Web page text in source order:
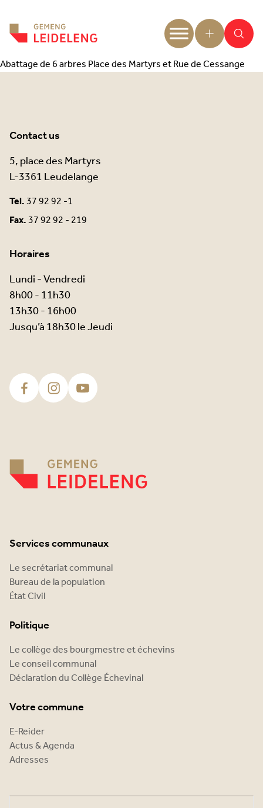
Abattage de 6 arbres Place des Martyrs et Rue de Cessange
Contact us
5, place des Martyrs
L-3361 Leudelange
Tel.37 92 92 -1
Fax.37 92 92 - 219
Horaires
Lundi - Vendredi
8h00 - 11h30
13h30 - 16h00
Jusqu’à 18h30 le Jeudi
Services communaux
Le secrétariat communal
Bureau de la population
État Civil
Politique
Le collège des bourgmestre et échevins
Le conseil communal
Déclaration du Collège Échevinal
Votre commune
E-Reider
Actus & Agenda
Adresses